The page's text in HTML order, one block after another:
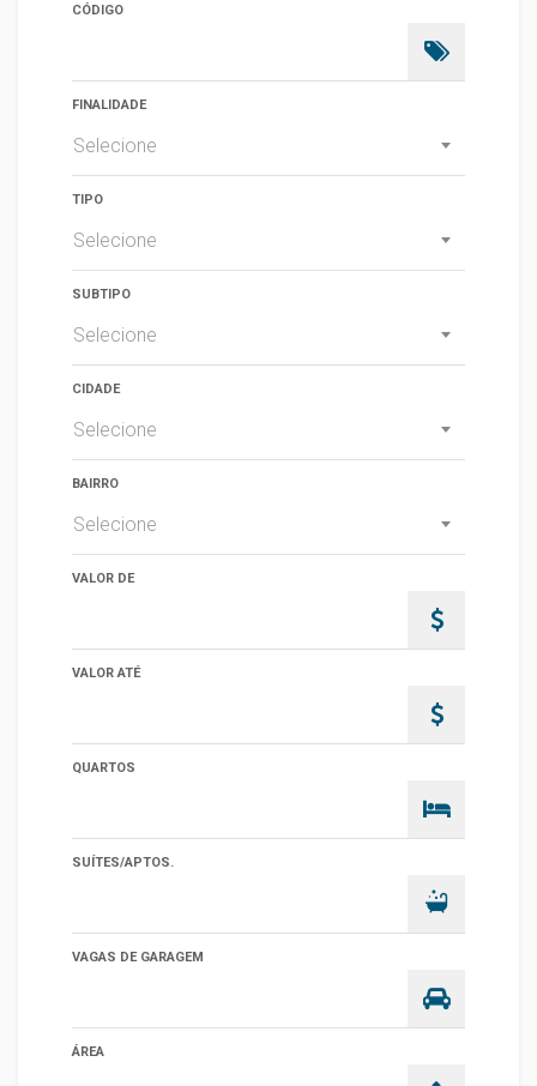
CÓDIGO
FINALIDADE
Selecione
TIPO
Selecione
SUBTIPO
Selecione
CIDADE
Selecione
BAIRRO
Selecione
VALOR DE
VALOR ATÉ
QUARTOS
SUÍTES/APTOS.
VAGAS DE GARAGEM
ÁREA